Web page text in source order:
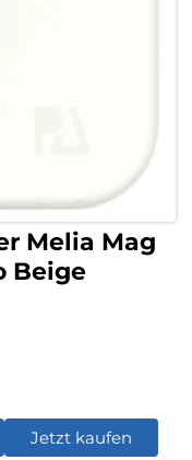
Melia Mag
Beige
Jetzt kaufen